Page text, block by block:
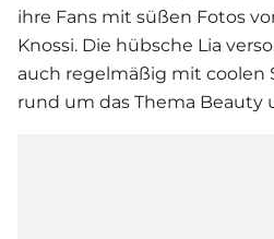
ihre Fans mit süßen Fotos
Knossi. Die hübsche Lia
auch regelmäßig mit coolen
rund um das Thema Beauty